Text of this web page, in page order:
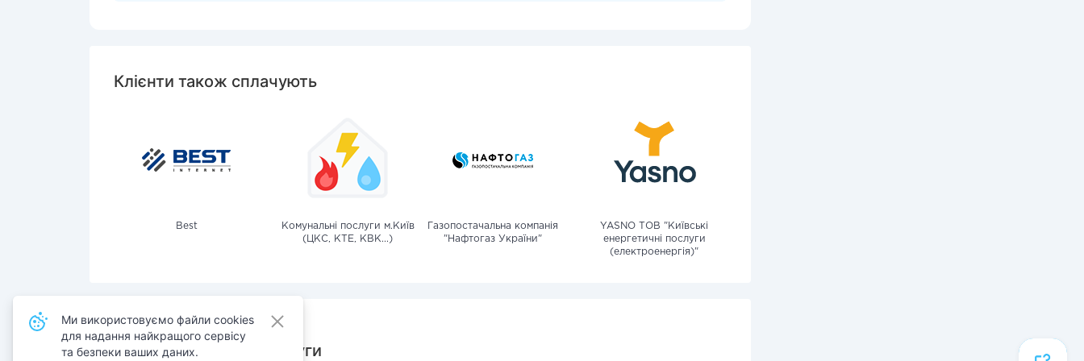
Клієнти також сплачують
Best
Комунальні послуги м.Київ
(ЦКС, КТЕ, КВК...)
Газопостачальна компанія
"Нафтогаз України"
YASNO ТОВ "Київські
енергетичні послуги
(електроенергія)"
Також сплачують послуги
Ми використовуємо файли cookies
для надання найкращого сервісу
та безпеки ваших даних.